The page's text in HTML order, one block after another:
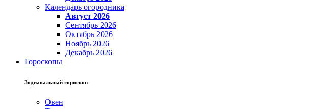
Календарь огородника
Август 2026
Сентябрь 2026
Октябрь 2026
Ноябрь 2026
Декабрь 2026
Гороскопы
Зодиакальный гороскоп
Овен